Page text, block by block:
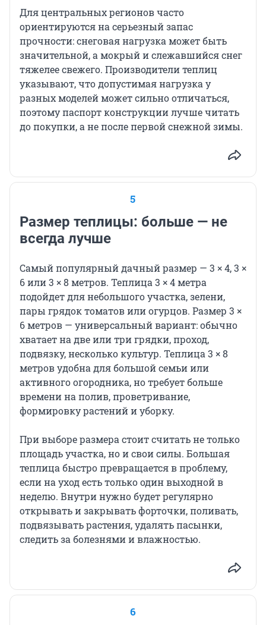
Для центральных регионов часто
ориентируются на серьезный запас
прочности: снеговая нагрузка может быть
значительной, а мокрый и слежавшийся снег
тяжелее свежего. Производители теплиц
указывают, что допустимая нагрузка у
разных моделей может сильно отличаться,
поэтому паспорт конструкции лучше читать
до покупки, а не после первой снежной зимы.
5
Размер теплицы: больше — не
всегда лучше
Самый популярный дачный размер — 3 × 4, 3 ×
6 или 3 × 8 метров. Теплица 3 × 4 метра
подойдет для небольшого участка, зелени,
пары грядок томатов или огурцов. Размер 3 ×
6 метров — универсальный вариант: обычно
хватает на две или три грядки, проход,
подвязку, несколько культур. Теплица 3 × 8
метров удобна для большой семьи или
активного огородника, но требует больше
времени на полив, проветривание,
формировку растений и уборку.
При выборе размера стоит считать не только
площадь участка, но и свои силы. Большая
теплица быстро превращается в проблему,
если на уход есть только один выходной в
неделю. Внутри нужно будет регулярно
открывать и закрывать форточки, поливать,
подвязывать растения, удалять пасынки,
следить за болезнями и влажностью.
6